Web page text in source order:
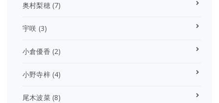
奥村梨穂(7)
宇咲 (3)
小倉優香 (2)
小野寺梓(4)
尾木波菜(8)